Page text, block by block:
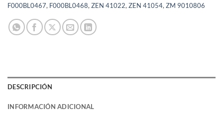
F000BL0467, F000BL0468, ZEN 41022, ZEN 41054, ZM 9010806
DESCRIPCIÓN
INFORMACIÓN ADICIONAL